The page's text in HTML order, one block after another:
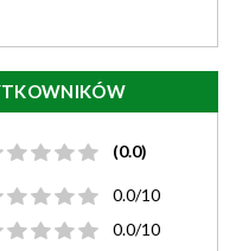
(0.0)
0.0/10
0.0/10